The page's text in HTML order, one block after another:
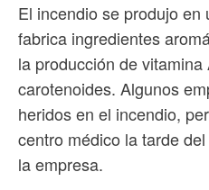
El incendio se produjo
fabrica ingredientes
la producción de
carotenoides. Algunos
heridos en el incendio,
centro médico la tarde
la empresa.